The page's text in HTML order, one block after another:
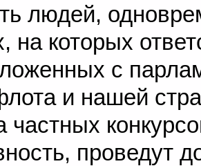
людей,
на которых
с
и нашей
частных
проведут